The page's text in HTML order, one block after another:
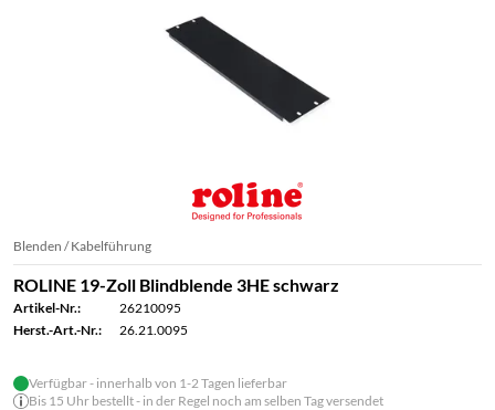
Blenden / Kabelführung
ROLINE 19-Zoll Blindblende 3HE schwarz
Artikel-Nr.:
26210095
Herst.-Art.-Nr.:
26.21.0095
Verfügbar - innerhalb von 1-2 Tagen lieferbar
Bis 15 Uhr bestellt - in der Regel noch am selben Tag versendet